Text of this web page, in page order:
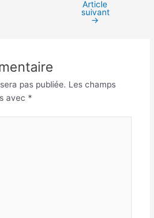
Article
suivant
→
pas publiée. Les champs
avec *